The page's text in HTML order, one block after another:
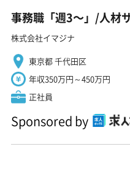
事務職「週3〜」/人材
株式会社イマジナ
東京都 千代田区
年収350万円～450万円
正社員
Sponsored by